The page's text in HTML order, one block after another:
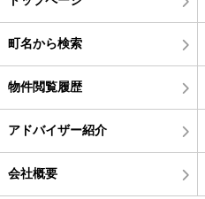
町名から検索
物件閲覧履歴
アドバイザー紹介
会社概要